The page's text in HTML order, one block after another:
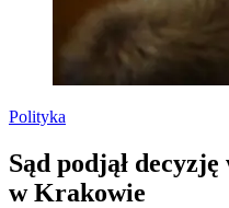
Polityka
​Sąd podjął
w Krakowie